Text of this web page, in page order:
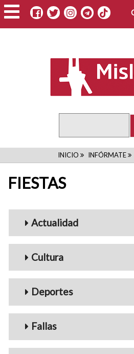
Pasar
al
contenido
INICIO INFÓRMATE
FIESTAS
Menu_Videos
Actualidad
Cultura
Deportes
Fallas